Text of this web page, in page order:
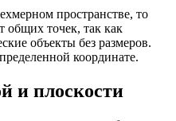
пространстве, то
общих точек, так как
объекты без размеров.
координате.
и плоскости